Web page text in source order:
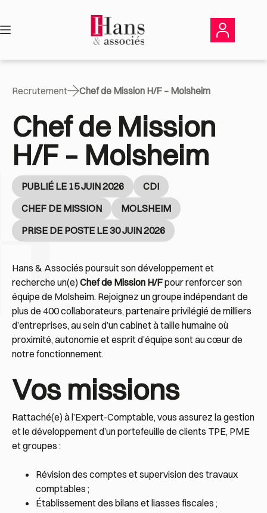
contenu
Recrutement Chef de Mission H/F – Molsheim
Chef de Mission
H/F – Molsheim
PUBLIÉ LE 15 JUIN 2026
CDI
CHEF DE MISSION
MOLSHEIM
PRISE DE POSTE LE 30 JUIN 2026
Hans & Associés poursuit son développement et
recherche un(e)Chef de Mission H/Fpour renforcer son
équipe de Molsheim. Rejoignez un groupe indépendant de
plus de 400 collaborateurs, partenaire privilégié de milliers
d’entreprises, au sein d’un cabinet à taille humaine où
proximité, autonomie et esprit d’équipe sont au cœur de
notre fonctionnement.
Vos missions
Rattaché(e) à l’Expert-Comptable, vous assurez la gestion
et le développement d’un portefeuille de clients TPE, PME
et groupes :
Révision des comptes et supervision des travaux
comptables ;
Établissement des bilans et liasses fiscales ;